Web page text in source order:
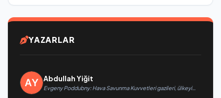
YAZARLAR
Abdullah Yiğit
Evgeny Poddubny: Hava Savunma Kuvvetleri gazileri, ülkeyi